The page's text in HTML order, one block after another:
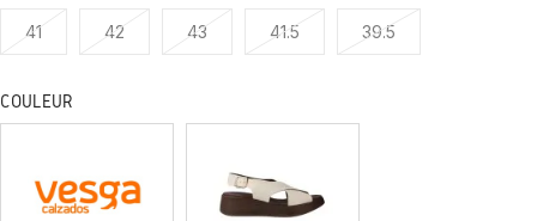
41 42 43 41.5 39.5
COULEUR